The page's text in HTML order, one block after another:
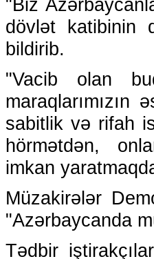
dövlət katibinin
bildirib.
"Vacib olan
sabitlik və rifah
hörmətdən,
imkan
Müzakirələr
"Azərbaycanda
Tədbir